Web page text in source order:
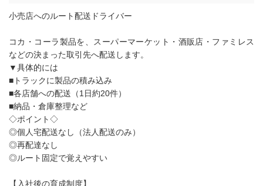
小売店へのルート配送ドライバー
コカ・コーラ製品を、スーパーマーケット・酒販店・ファミレス
などの決まった取引先へ配送します。
▼具体的には
■トラックに製品の積み込み
■各店舗への配送（1日約20件）
■納品・倉庫整理など
◇ポイント◇
◎個人宅配送なし（法人配送のみ）
◎再配達なし
◎ルート固定で覚えやすい
【入社後の育成制度】